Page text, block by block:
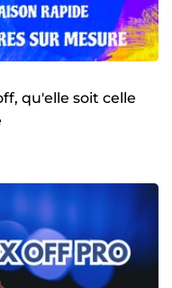
qu'elle soit celle